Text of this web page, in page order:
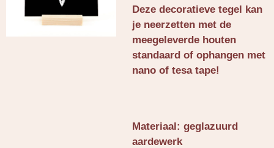
Deze decoratieve tegel kan
je neerzetten met de
meegeleverde houten
standaard of ophangen met
nano of tesa tape!
Materiaal: geglazuurd
aardewerk